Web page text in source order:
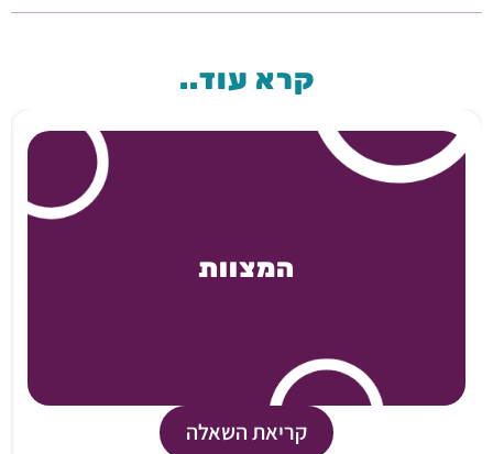
קרא עוד..
המצוות
קריאת השאלה